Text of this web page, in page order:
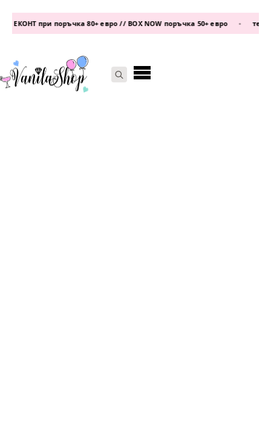
при поръчка 80+ евро // BOX NOW поръчка 50+ евро